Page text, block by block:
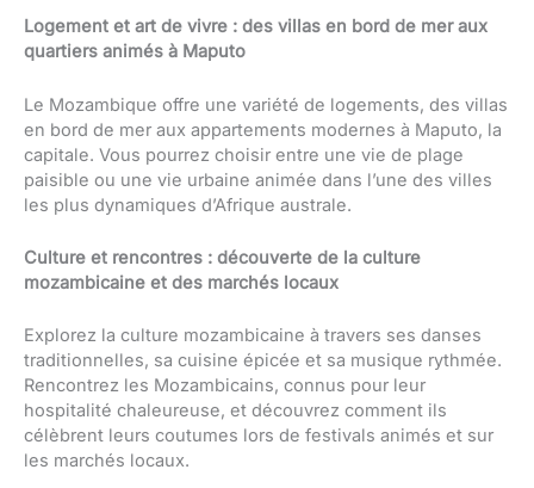
Logement et art de vivre : des villas en bord de mer aux
quartiers animés à Maputo
Le Mozambique offre une variété de logements, des villas
en bord de mer aux appartements modernes à Maputo, la
capitale. Vous pourrez choisir entre une vie de plage
paisible ou une vie urbaine animée dans l’une des villes
les plus dynamiques d’Afrique australe.
Culture et rencontres : découverte de la culture
mozambicaine et des marchés locaux
Explorez la culture mozambicaine à travers ses danses
traditionnelles, sa cuisine épicée et sa musique rythmée.
Rencontrez les Mozambicains, connus pour leur
hospitalité chaleureuse, et découvrez comment ils
célèbrent leurs coutumes lors de festivals animés et sur
les marchés locaux.